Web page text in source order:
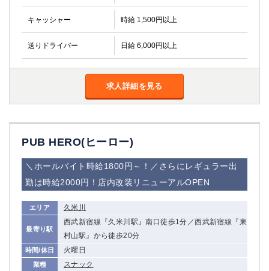
キャッシャー 時給 1,500円以上
送りドライバー 日給 6,000円以上
求人詳細を見る
PUB HERO(ヒーロー)
＼ホールバイト時給1800円～！／さらにレギュラー出
勤は時給2000円！店内改装リニューアルOPEN
エリア 久米川
最寄り駅
西武新宿線『久米川駅』南口徒歩1分／西武新宿線『東
村山駅』から徒歩20分
時間/休日 火曜日
業種 スナック
亀戸
水道橋
荻窪
浅草
祖師ヶ谷大蔵
小岩
久米川
西麻布
神奈川県
関内
横浜
川崎
溝の口
藤沢
武蔵小杉
橋本
小田原
横浜・桜木町
関内・馬車道・日ノ出町